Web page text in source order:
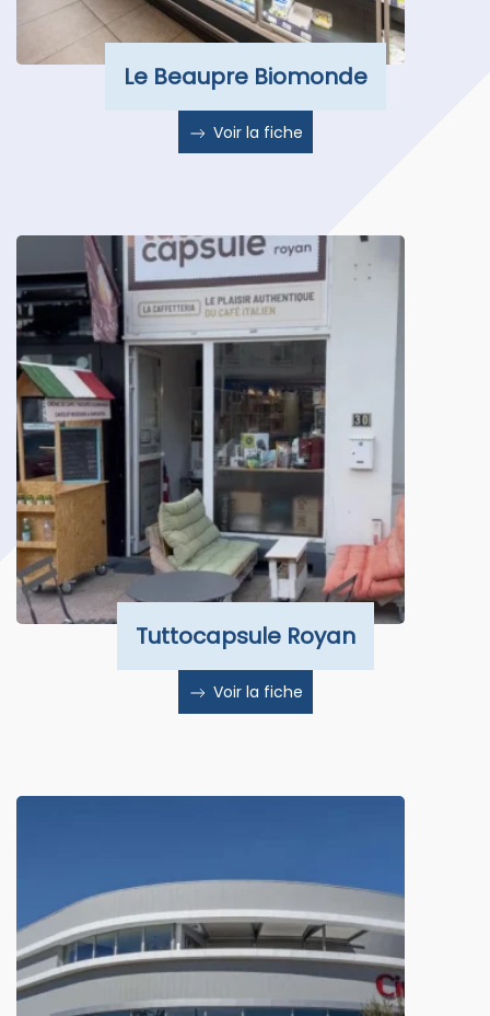
Le Beaupre Biomonde
Voir la fiche
Tuttocapsule Royan
Voir la fiche